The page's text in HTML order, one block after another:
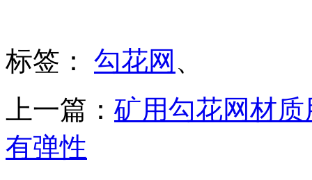
标签： 勾花网 、
上一篇： 矿用勾花网材
有弹性